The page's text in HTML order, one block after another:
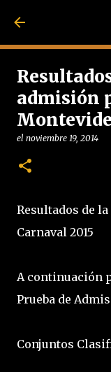
admisión
el noviembre 19, 2014
Resultados de
Carnaval 2015
A continuación
Prueba de
Conjuntos